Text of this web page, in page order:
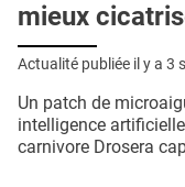
mieux
Actualité publiée il y a 3
Un patch de
intelligence
carnivore Drosera